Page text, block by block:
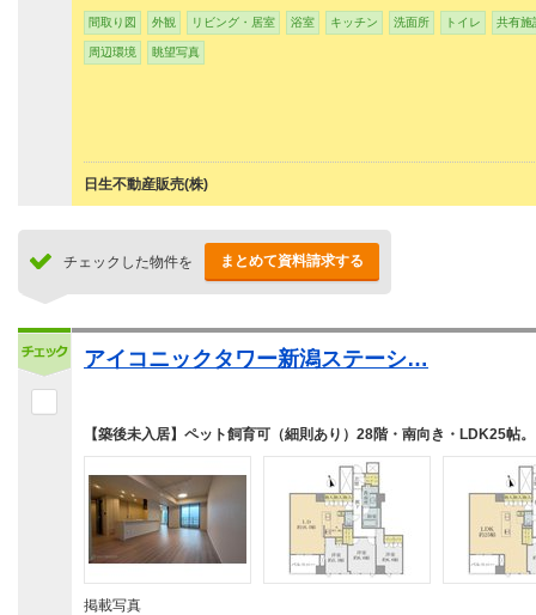
間取り図 外観 リビング・居室 浴室 キッチン 洗面所 トイレ 共有施
周辺環境 眺望写真
日生不動産販売(株)
チェックした物件を まとめて資料請求する
アイコニックタワー新潟ステーシ…
【築後未入居】ペット飼育可（細則あり）28階・南向き・LDK25帖。
掲載写真